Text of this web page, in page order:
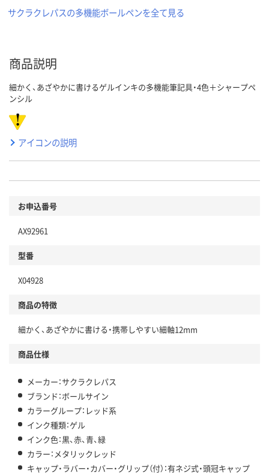
サクラクレパスの多機能ボールペンを全て見る
商品説明
細かく、あざやかに書けるゲルインキの多機能筆記具・4色＋シャープペ
ンシル
アイコンの説明
お申込番号
AX92961
型番
X04928
商品の特徴
細かく、あざやかに書ける・携帯しやすい細軸12mm
商品仕様
メーカー：サクラクレパス
ブランド：ボールサイン
カラーグループ：レッド系
インク種類：ゲル
インク色：黒、赤、青、緑
カラー：メタリックレッド
キャップ・ラバー・カバー・グリップ（付）：有ネジ式・頭冠キャップ